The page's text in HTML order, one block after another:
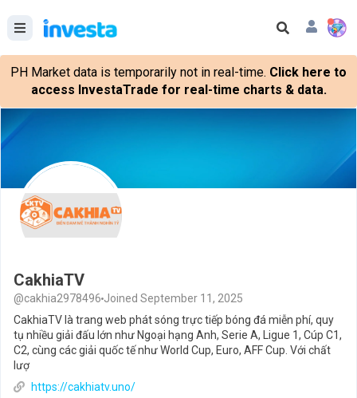
PH Market data is temporarily not in real-time. Click here to
access InvestaTrade for real-time charts & data.
CakhiaTV
@cakhia2978496 Joined September 11, 2025
CakhiaTV là trang web phát sóng trực tiếp bóng đá miễn phí, quy
tụ nhiều giải đấu lớn như Ngoại hạng Anh, Serie A, Ligue 1, Cúp C1,
C2, cùng các giải quốc tế như World Cup, Euro, AFF Cup. Với chất
lượ
https://cakhiatv.uno/